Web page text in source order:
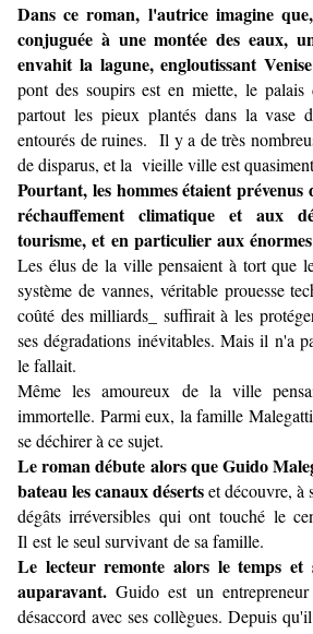
Dans ce roman, l'autrice imagine
conjuguée à une montée des eaux,
envahit la lagune, engloutissant
pont des soupirs est en miette, le palais
partout les pieux plantés dans la vase
entourés de ruines. Il y a de très
de disparus, et la vieille ville est
Pourtant, les hommes étaient prévenus
réchauffement climatique et aux
tourisme, et en particulier aux
Les élus de la ville pensaient à tort que
système de vannes, véritable prouesse
coûté des milliards_ suffirait à les
ses dégradations inévitables. Mais il n'a
le fallait.
Même les amoureux de la ville
immortelle. Parmi eux, la famille
se déchirer à ce sujet.
Le roman débute alors que Guido
bateau les canaux désertset découvre, à
dégâts irréversibles qui ont touché le
Il est le seul survivant de sa famille.
Le lecteur remonte alors le temps et
auparavant. Guido est un
désaccord avec ses collègues. Depuis